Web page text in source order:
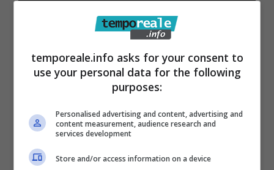
Stando sempre alle
ipotesi formulate in
temporeale.info asks for your consent to
use your personal data for the following
purposes:
Personalised advertising and content, advertising and
content measurement, audience research and
services development
Store and/or access information on a device